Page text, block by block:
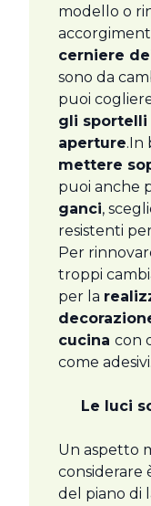
modello o
cerniere
sono da
puoi
gli sportelli
aperture.In
mettere
puoi anche
ganci,
resistenti
Per
troppi
per la
cucina con
come adesivi.
Le luci
Un aspetto
considerare
del piano di